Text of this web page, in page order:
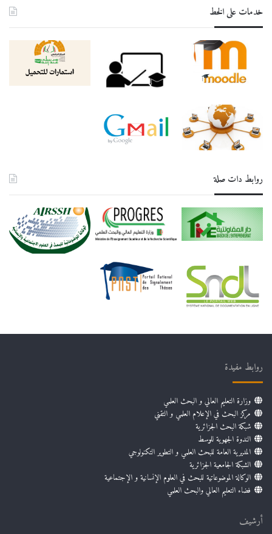
خدمات على الخط
روابط دات صلة
روابط مفيدة
وزارة التعليم العالي و البحث العلمي
مركز البحث في الإعلام العلمي و التقني
شبكة البحث الجزائرية
الندوة الجهوية للوسط
المديرية العامة للبحث العلمي و التطوير التكنولوجي
الشبكة الجامعية الجزائرية
الوكالة الموضوعاتية للبحث في العلوم الإنسانية و الإجتماعية
فضاء التعليم العالي والبحث العلمي
أرشيف